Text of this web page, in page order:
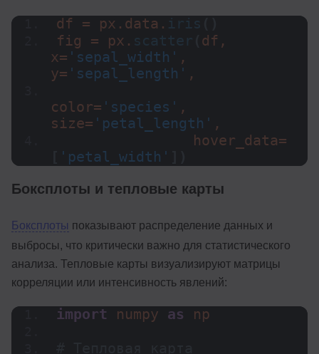
df = px.data. iris
fig = px. scatter
df,
x= 'sepal_width' ,
y= 'sepal_length' ,
color= 'species' ,
size= 'petal_length' ,
                hover_data=
'petal_width'
Боксплоты и тепловые карты
Боксплоты показывают распределение данных и
выбросы, что критически важно для статистического
анализа. Тепловые карты визуализируют матрицы
корреляции или интенсивность явлений:
import numpy as np